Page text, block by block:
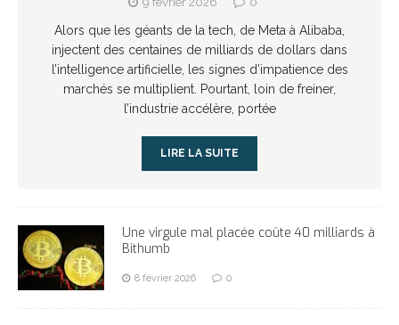
Alors que les géants de la tech, de Meta à Alibaba,
injectent des centaines de milliards de dollars dans
l’intelligence artificielle, les signes d’impatience des
marchés se multiplient. Pourtant, loin de freiner,
l’industrie accélère, portée
LIRE LA SUITE
Une virgule mal placée coûte 40 milliards à
Bithumb
8 février 2026 0